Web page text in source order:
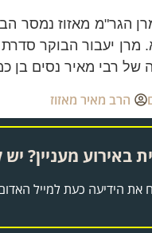
הגר"מ מאזוז נמסר
. מרן יעבור הבוקר
של רבי מאיר נסים בן
הרב מאיר מאזוז
באירוע מעניין?
את הידיעה כעת למייל